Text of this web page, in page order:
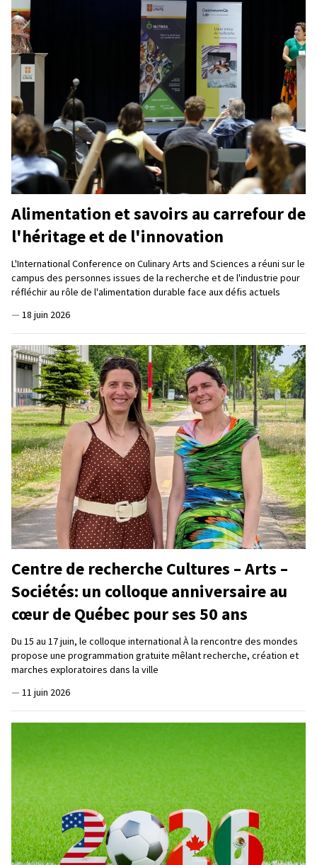
Alimentation et savoirs au carrefour de
l'héritage et de l'innovation
L'International Conference on Culinary Arts and Sciences a réuni sur le
campus des personnes issues de la recherche et de l'industrie pour
réfléchir au rôle de l'alimentation durable face aux défis actuels
— 18 juin 2026
Centre de recherche Cultures – Arts –
Sociétés: un colloque anniversaire au
cœur de Québec pour ses 50 ans
Du 15 au 17 juin, le colloque international À la rencontre des mondes
propose une programmation gratuite mêlant recherche, création et
marches exploratoires dans la ville
— 11 juin 2026